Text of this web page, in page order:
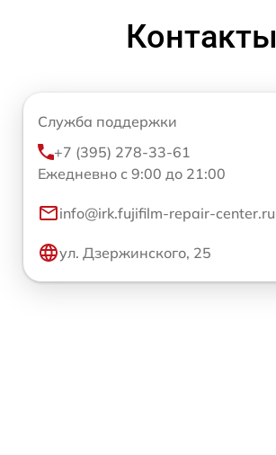
Контакты
Служба поддержки
+7 (395) 278-33-61
Ежедневно с 9:00 до 21:00
info@irk.fujifilm-repair-center.ru
ул. Дзержинского, 25